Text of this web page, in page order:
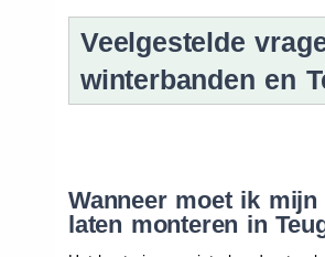
Veelgestelde
winterbanden en
Wanneer moet ik mijn
laten monteren in